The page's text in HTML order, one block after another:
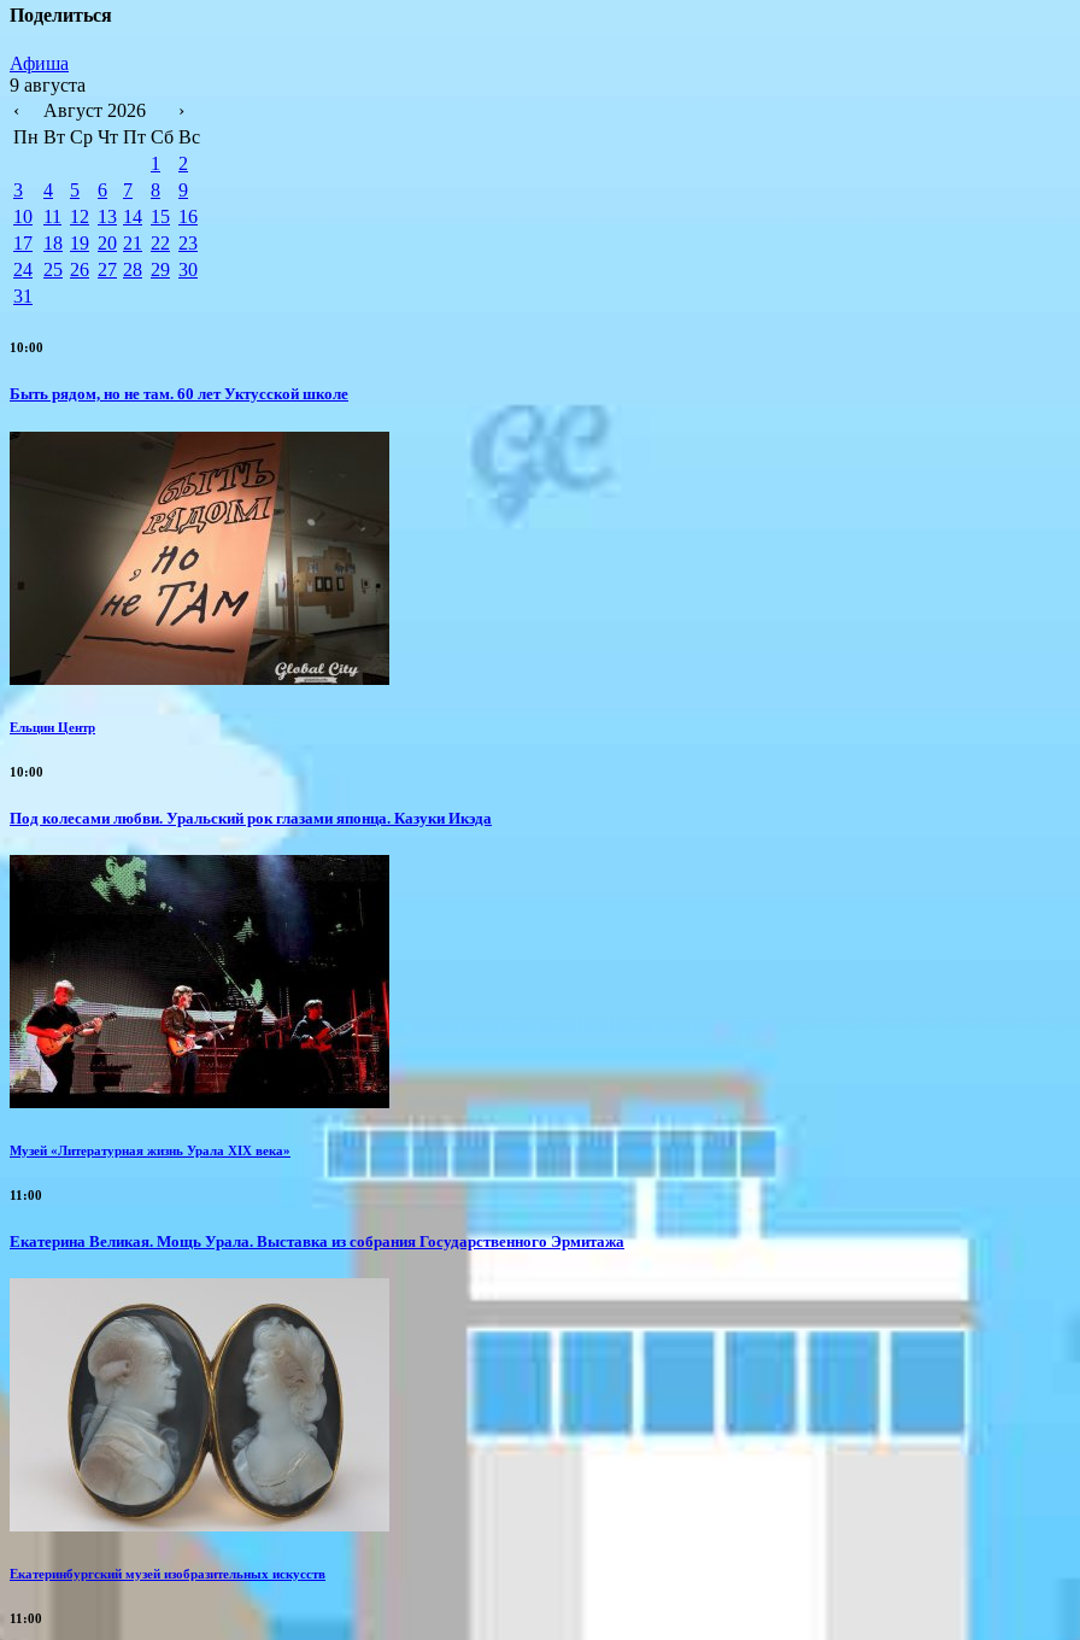
Поделиться
Афиша
9 августа
‹
Август 2026
›
Пн Вт Ср Чт Пт Сб Вс
1
2
3
4 5 6 7 8
9
10 11 12 13 14 15 16
17 18 19 20 21 22 23
24 25 26 27 28 29 30
31
10:00
Быть рядом, но не там. 60 лет Уктусской школе
Ельцин Центр
10:00
Под колесами любви. Уральский рок глазами японца. Казуки Икэда
Музей «Литературная жизнь Урала XIX века»
11:00
​Екатерина Великая. Мощь Урала. Выставка из собрания Государственного Эрмитажа
Екатеринбургский музей изобразительных искусств
11:00